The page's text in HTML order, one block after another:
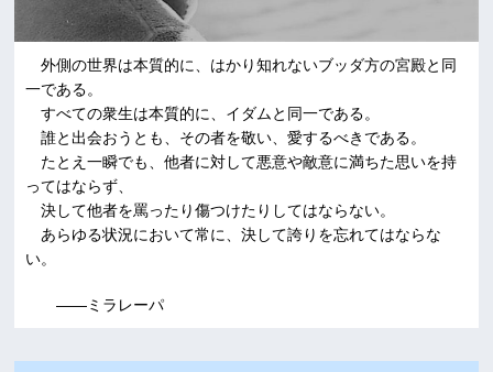
外側の世界は本質的に、はかり知れないブッダ方の宮殿と同
一である。
すべての衆生は本質的に、イダムと同一である。
誰と出会おうとも、その者を敬い、愛するべきである。
たとえ一瞬でも、他者に対して悪意や敵意に満ちた思いを持
ってはならず、
決して他者を罵ったり傷つけたりしてはならない。
あらゆる状況において常に、決して誇りを忘れてはならな
い。
――ミラレーパ